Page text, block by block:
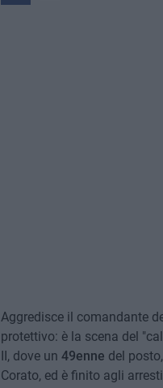
Aggredisce il comandante
protettivo: è la scena del
II, dove un 49enne del
Corato, ed è finito agli